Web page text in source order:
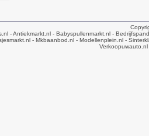
- Antiekmarkt.nl - Babyspullenmarkt.nl -
- Mkbaanbod.nl- Modellenplein.nl-
Verkoopuwauto.nl